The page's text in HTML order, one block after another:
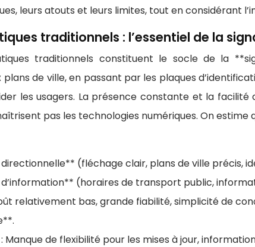
leurs atouts et leurs limites, tout en considérant
traditionnels : l’essentiel de la
traditionnels constituent le socle de la
de ville, en passant par les plaques
les usagers. La présence constante et la
pas les technologies numériques. On
(fléchage clair, plans de ville précis,
(horaires de transport public,
relativement bas, grande fiabilité, simplicité de
Manque de flexibilité pour les mises à jour,